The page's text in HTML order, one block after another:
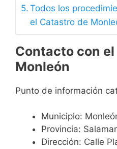
Todos los
el Catastro de
Contacto con
Monleón
Punto de información
Municipio:
Provincia:
Dirección: Calle